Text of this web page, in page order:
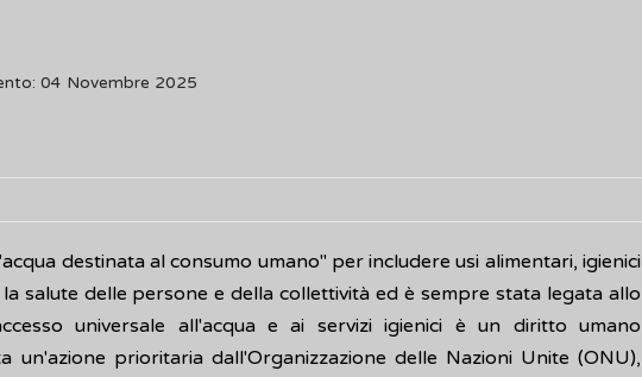
04 Novembre 2025
destinata al consumo umano" per includere usi alimentari, igienici
salute delle persone e della collettività ed è sempre stata legata allo
universale all'acqua e ai servizi igienici è un diritto umano
prioritaria dall'Organizzazione delle Nazioni Unite (ONU),